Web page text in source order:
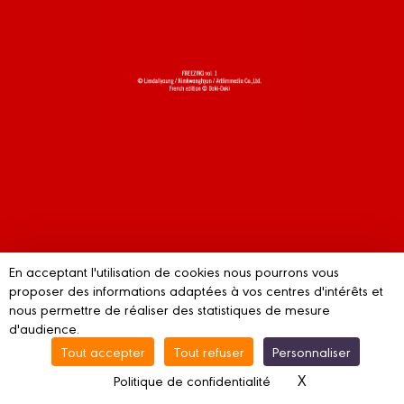
Fermer la visionneuse
Cliquez sur un coin pour tourner les pages. Sens de lecture japonais.
En acceptant l'utilisation de cookies nous pourrons vous
proposer des informations adaptées à vos centres d'intérêts et
nous permettre de réaliser des statistiques de mesure
d'audience.
Tout accepter
Tout refuser
Personnaliser
Politique de confidentialité
X